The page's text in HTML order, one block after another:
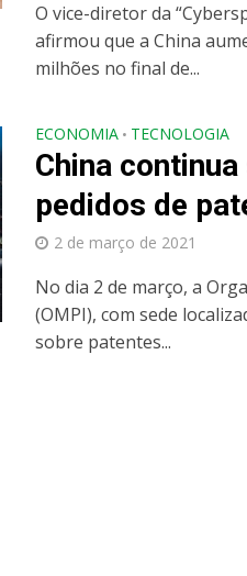
O vice-diretor da
afirmou que a China
milhões no final de...
ECONOMIA • TECNOLOGIA
China
pedidos de
2 de março de 2021
No dia 2 de março, a
(OMPI), com sede
sobre patentes...